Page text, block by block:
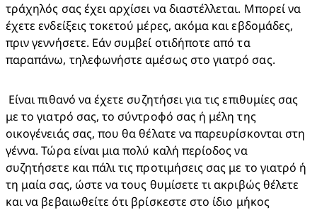
τράχηλός σας έχει αρχίσει να διαστέλλεται. Μπορεί να
έχετε ενδείξεις τοκετού μέρες, ακόμα και εβδομάδες,
πριν γεννήσετε. Εάν συμβεί οτιδήποτε από τα
παραπάνω, τηλεφωνήστε αμέσως στο γιατρό σας.
με το γιατρό σας, το σύντροφό σας ή μέλη της
οικογένειάς σας, που θα θέλατε να παρευρίσκονται στη
γέννα. Τώρα είναι μια πολύ καλή περίοδος να
συζητήσετε και πάλι τις προτιμήσεις σας με το γιατρό ή
τη μαία σας, ώστε να τους θυμίσετε τι ακριβώς θέλετε
και να βεβαιωθείτε ότι βρίσκεστε στο ίδιο μήκος